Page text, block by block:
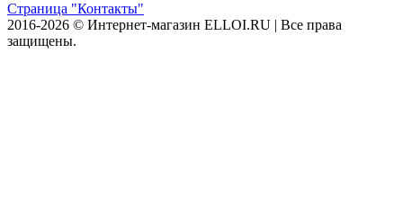
Страница "Контакты"
2016-2026 © Интернет-магазин ELLOI.RU | Все права
защищены.